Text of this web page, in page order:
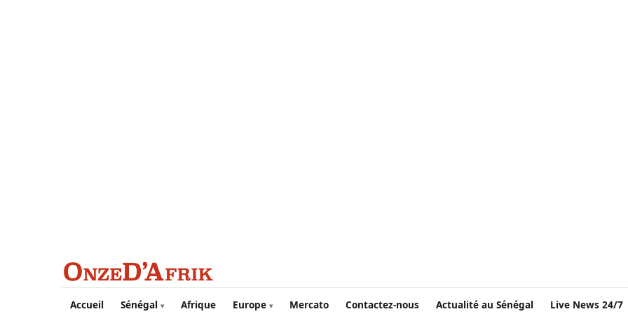
Aller au contenu principal
Accueil Sénégal Afrique Europe Mercato Contactez-nous Actualité au Sénégal Live News 24/7